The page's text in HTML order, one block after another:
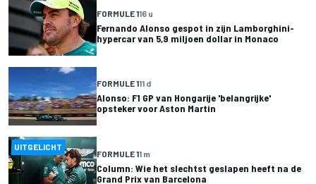
FORMULE 116 u
Fernando Alonso gespot in zijn Lamborghini-
hypercar van 5,9 miljoen dollar in Monaco
FORMULE 111 d
Alonso: F1 GP van Hongarije 'belangrijke'
opsteker voor Aston Martin
UITGELICHT
FORMULE 11 m
Column: Wie het slechtst geslapen heeft na de
Grand Prix van Barcelona